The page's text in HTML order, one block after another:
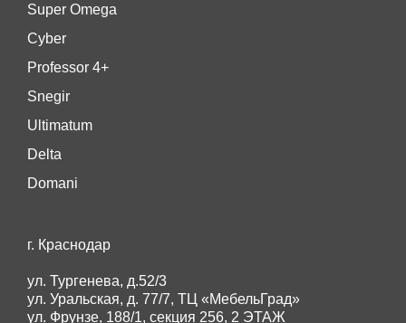
Super Omega
Cyber
Professor 4+
Snegir
Ultimatum
Delta
Domani
г. Краснодар
ул. Тургенева, д.52/3
ул. Уральская, д. 77/7, ТЦ «МебельГрад»
ул. Фрунзе, 188/1, секция 256, 2 ЭТАЖ